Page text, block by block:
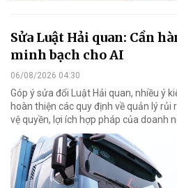
Sửa Luật Hải quan: Cần
minh bạch cho AI
06/08/2026 04:30
Góp ý sửa đổi Luật Hải quan, nhiều ý
hoàn thiện các quy định về quản lý rủi
vệ quyền, lợi ích hợp pháp của doanh